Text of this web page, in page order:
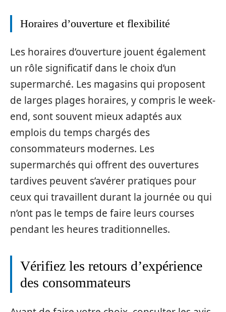
Horaires d’ouverture et flexibilité
Les horaires d’ouverture jouent également
un rôle significatif dans le choix d’un
supermarché. Les magasins qui proposent
de larges plages horaires, y compris le week-
end, sont souvent mieux adaptés aux
emplois du temps chargés des
consommateurs modernes. Les
supermarchés qui offrent des ouvertures
tardives peuvent s’avérer pratiques pour
ceux qui travaillent durant la journée ou qui
n’ont pas le temps de faire leurs courses
pendant les heures traditionnelles.
Vérifiez les retours d’expérience
des consommateurs